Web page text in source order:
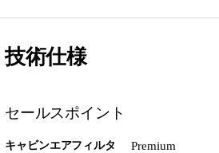
技術仕様
セールスポイント
キャビンエアフィルタ
Premium